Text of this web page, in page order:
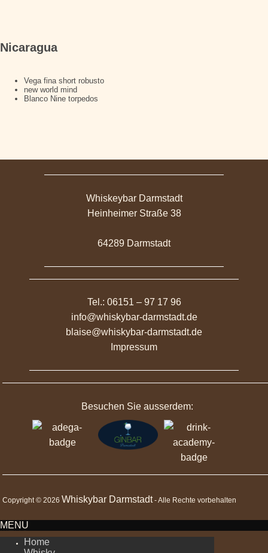
Nicaragua
Vega fina short robusto
new world mind
Blanco Nine torpedos
Whiskeybar Darmstadt
Heinheimer Straße 38
64289 Darmstadt
Tel.: 06151 – 97 17 96
info@whiskybar-darmstadt.de
blaise@whiskybar-darmstadt.de
Impressum
Besuchen Sie ausserdem:
Copyright © 2026 Whiskybar Darmstadt- Alle Rechte vorbehalten
MENU
Home